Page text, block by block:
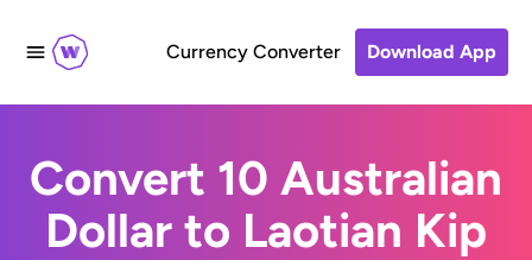
Currency Converter Download App
Convert 10 Australian
Dollar to Laotian Kip